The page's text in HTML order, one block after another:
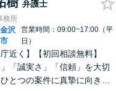
弁護士
務所
金沢
市
営業時間：09:00~17:00（平
日）
庁近く】【初回相談無料】
」「誠実さ」「信頼」を大切
とつの案件に真摯に向き合